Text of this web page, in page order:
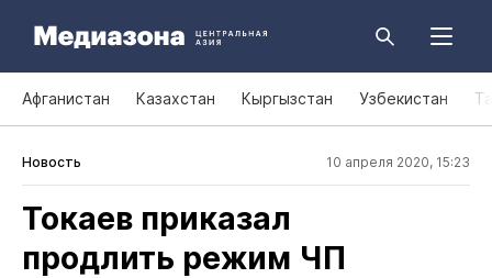
Афганистан Казахстан Кыргызстан Узбекистан
Новость 10 апреля 2020, 15:23
Токаев приказал
продлить режим ЧП